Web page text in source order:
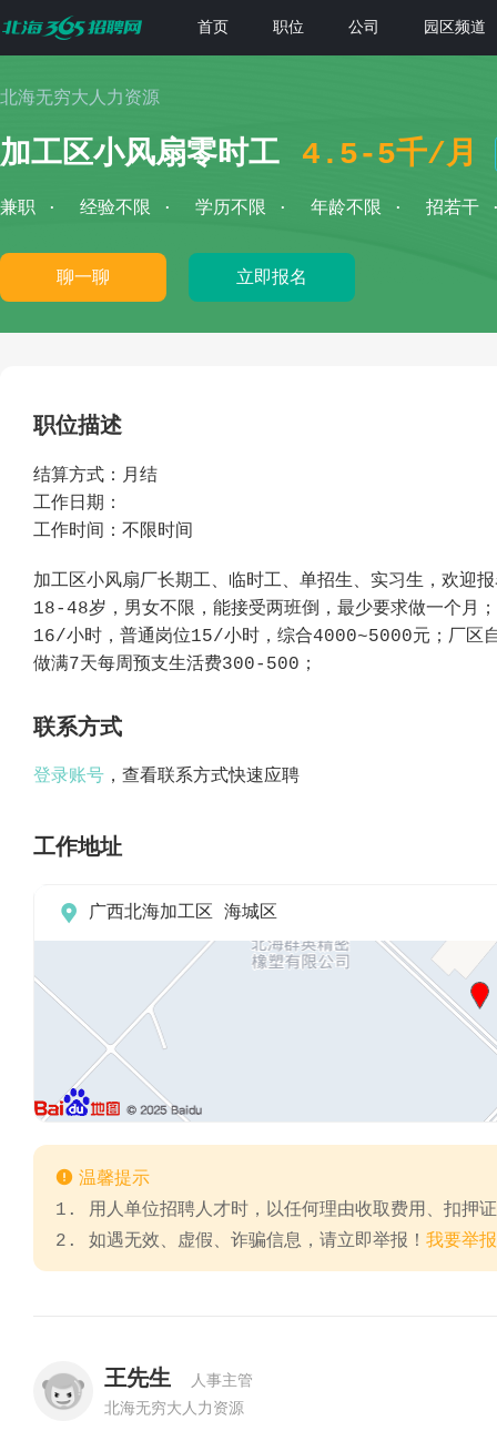
首页 职位 公司 园区频道
北海无穷大人力资源
加工区小风扇零时工 4.5-5千/月
兼职 经验不限 学历不限 年龄不限 招若干
聊一聊 立即报名
职位描述
结算方式：月结
工作日期：
工作时间：不限时间
18-48岁，男‮不女‬限，能接‮两受‬班倒，最‮要少‬求做一个月；
做满7天‮周每‬预支生活费300-500；
联系方式
登录账号 ，查看联系方式快速应聘
工作地址
 广西北海加工区 海城区
 温馨提示
1. 用人单位招聘人才时，以任何理由收取费用、扣押
2. 如遇无效、虚假、诈骗信息，请立即举报！ 我要举报
王先生
人事主管
北海无穷大人力资源